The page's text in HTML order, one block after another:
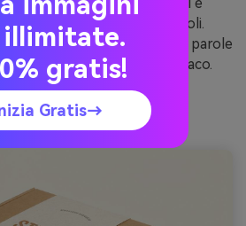
scuro ancora loghi e titoli.
il carbone solo per poche parole
il look generale caldo e opaco.
di gettone di legno tan
illimitate.
gratis!
Gratis→